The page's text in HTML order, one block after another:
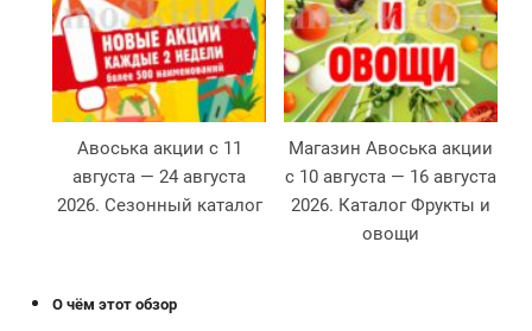
Авоська акции с 11
августа — 24 августа
2026. Сезонный каталог
Магазин Авоська акции
с 10 августа — 16 августа
2026. Каталог Фрукты и
овощи
О чём этот обзор